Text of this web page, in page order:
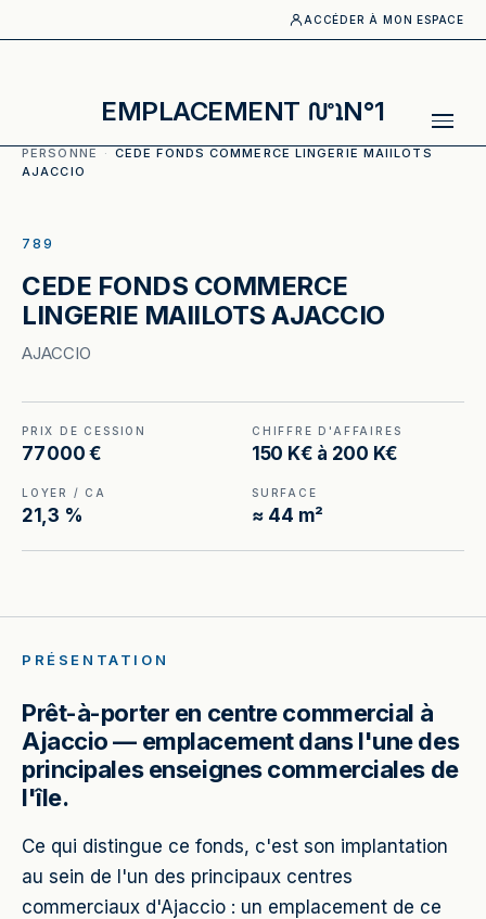
ACCÉDER À MON ESPACE
EMPLACEMENT N°1
PERSONNE
· CEDE FONDS COMMERCE LINGERIE MAIILOTS
AJACCIO
789
CEDE FONDS COMMERCE
LINGERIE MAIILOTS AJACCIO
AJACCIO
PRIX DE CESSION
77 000 €
CHIFFRE D'AFFAIRES
150 K€ à 200 K€
LOYER / CA
21,3 %
SURFACE
≈ 44 m²
PRÉSENTATION
Prêt-à-porter en centre commercial à
Ajaccio — emplacement dans l'une des
principales enseignes commerciales de
l'île.
Ce qui distingue ce fonds, c'est son implantation
au sein de l'un des principaux centres
commerciaux d'Ajaccio : un emplacement de ce